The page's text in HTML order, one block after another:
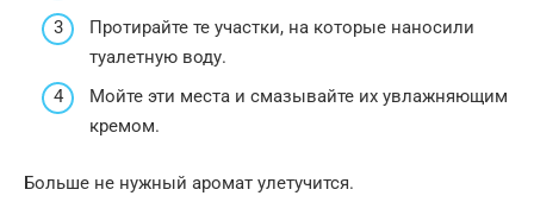
Протирайте те участки, на которые наносили
туалетную воду.
Мойте эти места и смазывайте их увлажняющим
кремом.
Больше не нужный аромат улетучится.